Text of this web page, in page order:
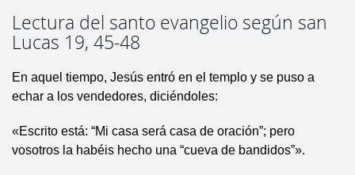
Lectura del santo evangelio según san
Lucas 19, 45-48
En aquel tiempo, Jesús entró en el templo y se puso a
echar a los vendedores, diciéndoles:
«Escrito está: “Mi casa será casa de oración”; pero
vosotros la habéis hecho una “cueva de bandidos”».